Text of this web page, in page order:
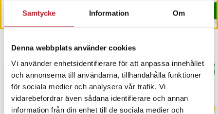
Samtycke Information Om
Denna webbplats använder cookies
Vi använder enhetsidentifierare för att anpassa innehållet
och annonserna till användarna, tillhandahålla funktioner
för sociala medier och analysera vår trafik. Vi
vidarebefordrar även sådana identifierare och annan
information från din enhet till de sociala medier och
Köp
Senast besökta